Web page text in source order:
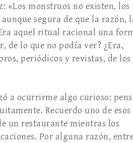
«Los monstruos no existen, los
segura de que la razón,
aquel ritual racional una
de lo que no podía ver? ¿Era,
periódicos y revistas, de los
a ocurrirme algo curioso:
Recuerdo uno de esos
un restaurante mientras los
Por alguna razón,